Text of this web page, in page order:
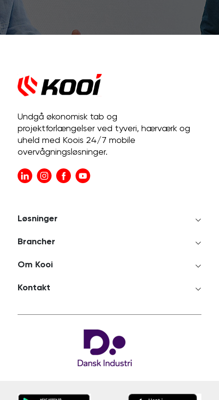
Undgå økonomisk tab og
projektforlængelser ved tyveri, hærværk og
uheld med Koois 24/7 mobile
overvågningsløsninger.
Løsninger
Brancher
Om Kooi
Kontakt